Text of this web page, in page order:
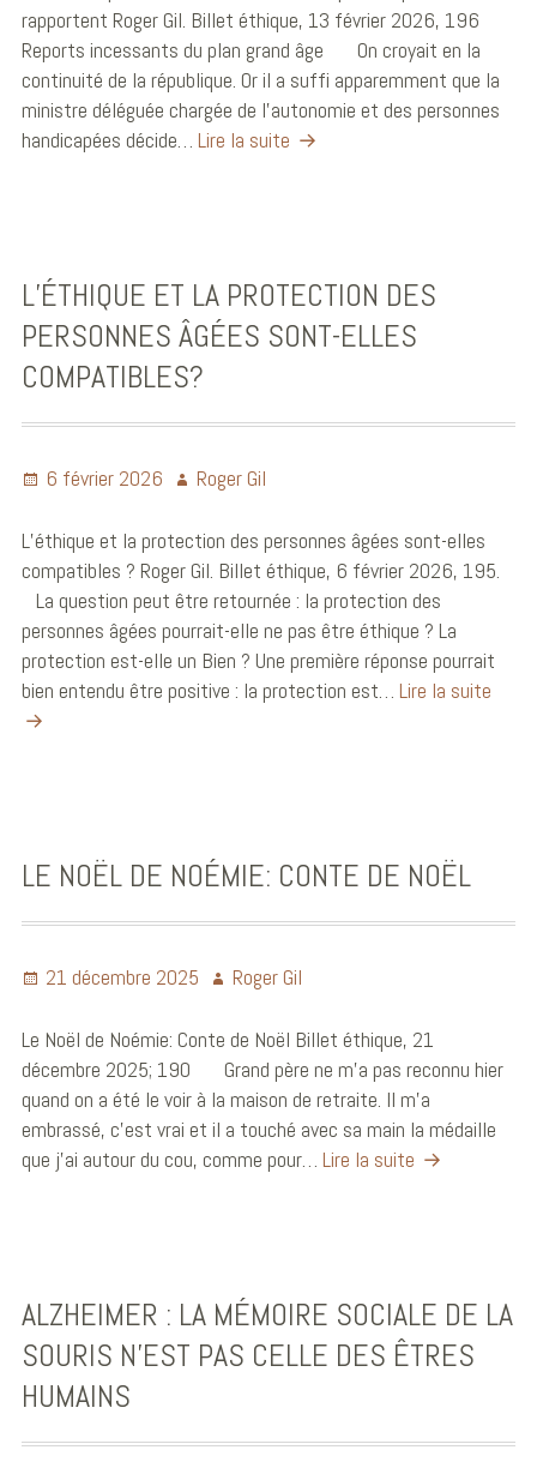
rapportent Roger Gil. Billet éthique, 13 février 2026, 196
Reports incessants du plan grand âge On croyait en la
continuité de la république. Or il a suffi apparemment que la
ministre déléguée chargée de l’autonomie et des personnes
handicapées décide… Lire la suite
L’ÉTHIQUE ET LA PROTECTION DES
PERSONNES ÂGÉES SONT-ELLES
COMPATIBLES?
6 février 2026 Roger Gil
L’éthique et la protection des personnes âgées sont-elles
compatibles ? Roger Gil. Billet éthique, 6 février 2026, 195.
La question peut être retournée : la protection des
personnes âgées pourrait-elle ne pas être éthique ? La
protection est-elle un Bien ? Une première réponse pourrait
bien entendu être positive : la protection est… Lire la suite
LE NOËL DE NOÉMIE: CONTE DE NOËL
21 décembre 2025 Roger Gil
Le Noël de Noémie: Conte de Noël Billet éthique, 21
décembre 2025; 190 Grand père ne m’a pas reconnu hier
quand on a été le voir à la maison de retraite. Il m’a
embrassé, c’est vrai et il a touché avec sa main la médaille
que j’ai autour du cou, comme pour… Lire la suite
ALZHEIMER : LA MÉMOIRE SOCIALE DE LA
SOURIS N’EST PAS CELLE DES ÊTRES
HUMAINS